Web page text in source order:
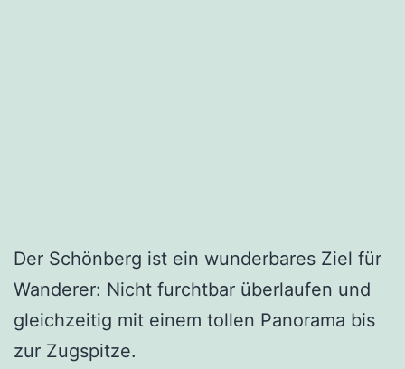
Der Schönberg ist ein wunderbares Ziel für
Wanderer: Nicht furchtbar überlaufen und
gleichzeitig mit einem tollen Panorama bis
zur Zugspitze.